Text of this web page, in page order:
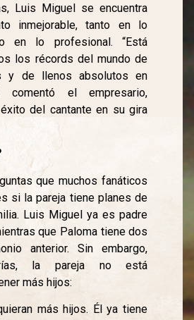
Luis Miguel se encuentra
inmejorable, tanto en lo
en lo profesional. “Está
los récords del mundo de
y de llenos absolutos en
comentó el empresario,
del cantante en su gira
que muchos fanáticos
si la pareja tiene planes de
Luis Miguel ya es padre
que Paloma tiene dos
anterior. Sin embargo,
la pareja no está
más hijos:
más hijos. Él ya tiene